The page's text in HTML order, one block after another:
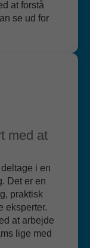
at forstå
se ud for
med at
i en
Det er en
praktisk
eksperter.
at arbejde
lige med